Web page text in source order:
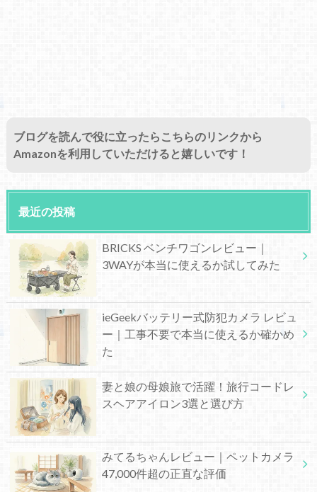
ブログを読んで役に立ったらこちらのリンクから
Amazonを利用していただけると嬉しいです！
最近の投稿
BRICKS ベンチワゴンレビュー｜
3WAYが本当に使えるか試してみた
ieGeekバッテリー式防犯カメラ レビュ
ー｜工事不要で本当に使えるか確かめ
た
妻と娘の母娘旅で活躍！旅行コードレ
スヘアアイロン3選と選び方
みてるちゃんレビュー｜ペットカメラ
47,000件超の正直な評価